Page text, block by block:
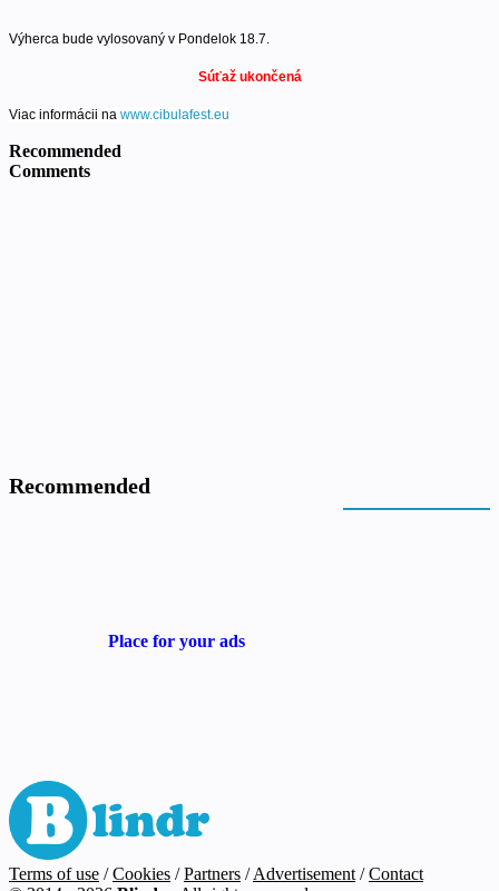
Výherca bude vylosovaný v Pondelok 18.7.
Súťaž ukončená
Viac informácii na www.cibulafest.eu
Recommended
Comments
Recommended
Place for your ads
Terms of use / Cookies / Partners / Advertisement / Contact